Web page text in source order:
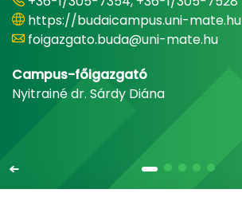
https://budaicampus.uni-mate.hu
foigazgato.buda@uni-mate.hu
Campus-főigazgató
Nyitrainé dr. Sárdy Diána